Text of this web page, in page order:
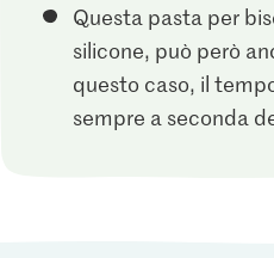
Questa pasta per
silicone, può però
questo caso, il
sempre a seconda